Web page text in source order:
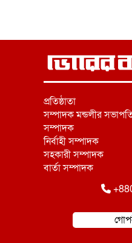
প্রতিষ্ঠাতা
সম্পাদক মন্ডলীর
সম্পাদক
নির্বাহী সম্পাদক
সহকারী সম্পাদক
বার্তা সম্পাদক